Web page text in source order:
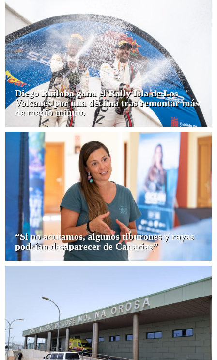
Diego Ruiloba gana el Rally Isla de Los
Volcanes por una décima tras remontar más
de medio minuto
“Si no actuamos, algunos tiburones y rayas
podrían desaparecer de Canarias”